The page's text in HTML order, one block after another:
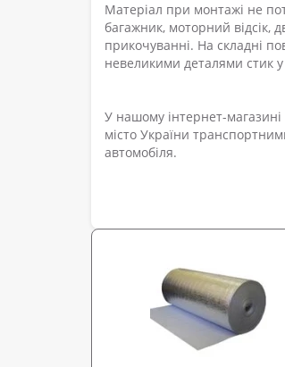
Матеріал при монтажі не
багажник, моторний відсік,
прикочуванні. На складні
невеликими деталями стик у
У нашому інтернет-
місто України
автомобіля.